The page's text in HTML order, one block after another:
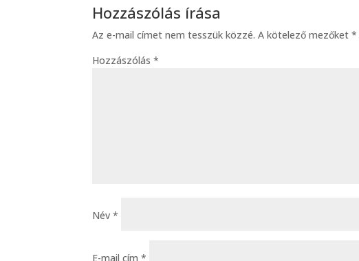
Hozzászólás írása
Az e-mail címet nem tesszük közzé. A kötelező mezőket*
Hozzászólás*
Név*
E-mail cím*